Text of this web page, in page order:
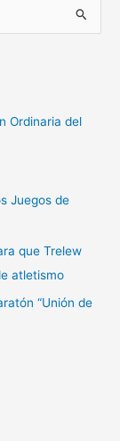
Ordinaria del
Juegos de
que Trelew
atletismo
“Unión de